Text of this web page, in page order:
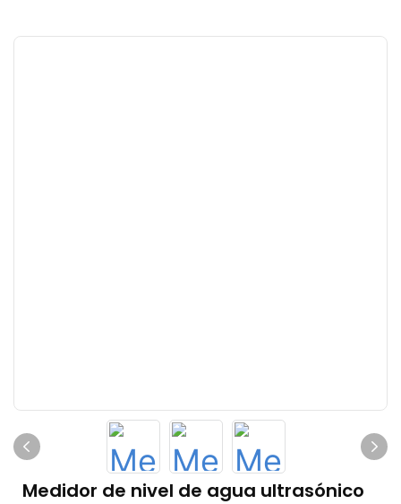
Medidor de nivel de agua ultrasónico